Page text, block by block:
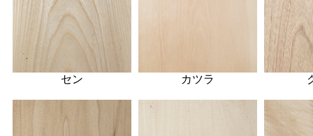
セン カツラ